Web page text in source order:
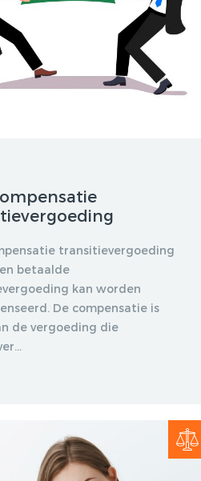
transitievergoeding
betaalde
kan worden
De compensatie is
de vergoeding die